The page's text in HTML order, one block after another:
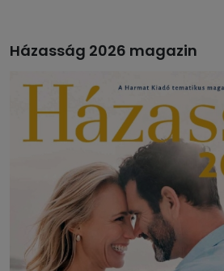
Házasság 2026 magazin